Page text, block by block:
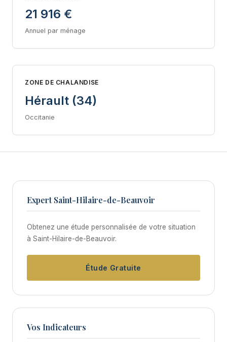
21 916 €
Annuel par ménage
ZONE DE CHALANDISE
Hérault (34)
Occitanie
Expert Saint-Hilaire-de-Beauvoir
Obtenez une étude personnalisée de votre situation
à Saint-Hilaire-de-Beauvoir.
Étude Gratuite
Vos Indicateurs